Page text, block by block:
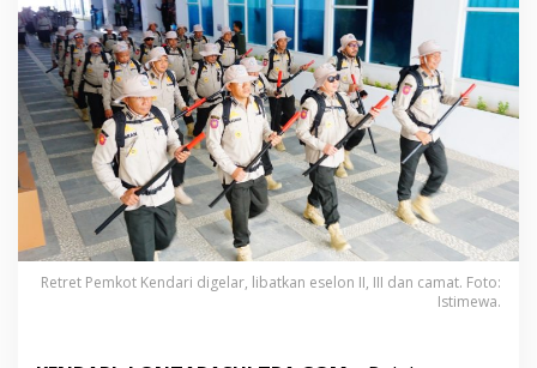
a
i
,
E
s
e
l
o
n
I
I
,
I
Retret Pemkot Kendari digelar, libatkan eselon II, III dan camat. Foto:
Istimewa.